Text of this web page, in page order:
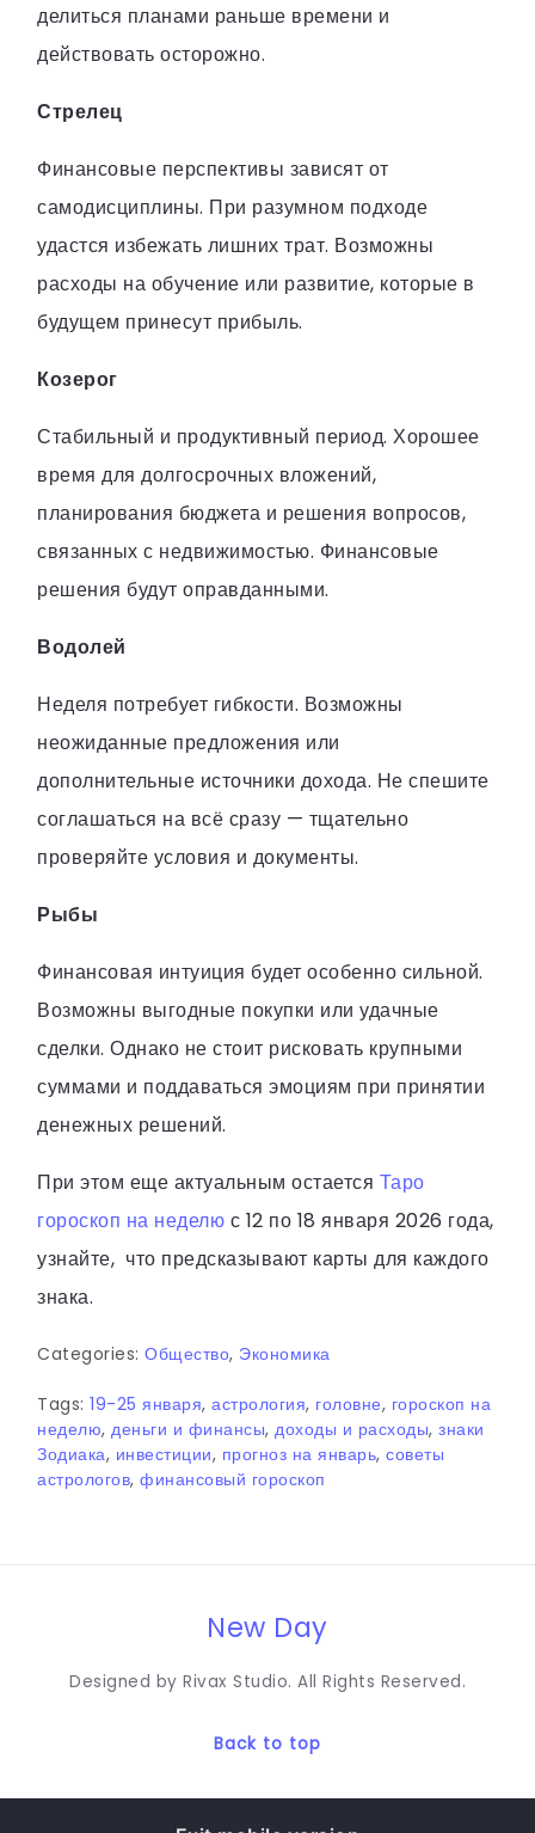
делиться планами раньше времени и
действовать осторожно.
Стрелец
Финансовые перспективы зависят от
самодисциплины. При разумном подходе
удастся избежать лишних трат. Возможны
расходы на обучение или развитие, которые в
будущем принесут прибыль.
Козерог
Стабильный и продуктивный период. Хорошее
время для долгосрочных вложений,
планирования бюджета и решения вопросов,
связанных с недвижимостью. Финансовые
решения будут оправданными.
Водолей
Неделя потребует гибкости. Возможны
неожиданные предложения или
дополнительные источники дохода. Не спешите
соглашаться на всё сразу — тщательно
проверяйте условия и документы.
Рыбы
Финансовая интуиция будет особенно сильной.
Возможны выгодные покупки или удачные
сделки. Однако не стоит рисковать крупными
суммами и поддаваться эмоциям при принятии
денежных решений.
При этом еще актуальным остается Таро
гороскоп на неделю с 12 по 18 января 2026 года,
узнайте, что предсказывают карты для каждого
знака.
Categories: Общество, Экономика
Tags: 19-25 января, астрология, головне, гороскоп на
неделю, деньги и финансы, доходы и расходы, знаки
Зодиака, инвестиции, прогноз на январь, советы
астрологов, финансовый гороскоп
New Day
Designed by Rivax Studio. All Rights Reserved.
Back to top